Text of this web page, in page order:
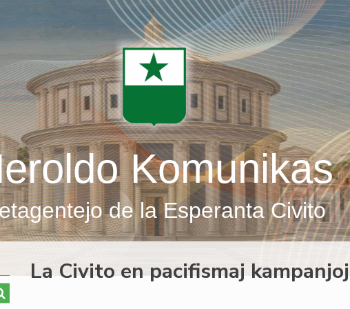
Komunikas
de la Esperanta Civito
La Civito en pacifismaj kampanjoj